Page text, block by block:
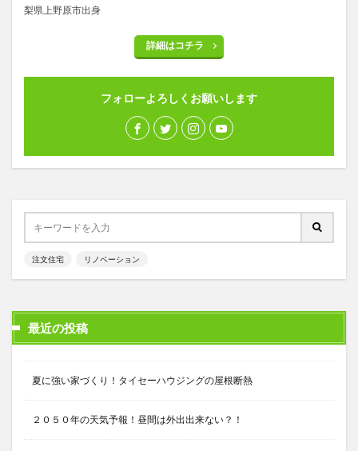
梨県上野原市出身
詳細はコチラ
フォローよろしくお願いします
注文住宅 リノベーション
最近の投稿
夏に強い家づくり！タイセーハウジングの屋根断熱
２０５０年の天気予報！昼間は外出出来ない？！